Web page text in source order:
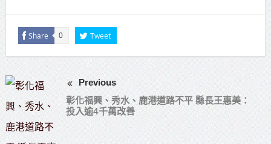
Share 0 Tweet
Previous
彰化福興、秀水、鹿港道路不平 縣長王惠美：
投入逾4千萬改善